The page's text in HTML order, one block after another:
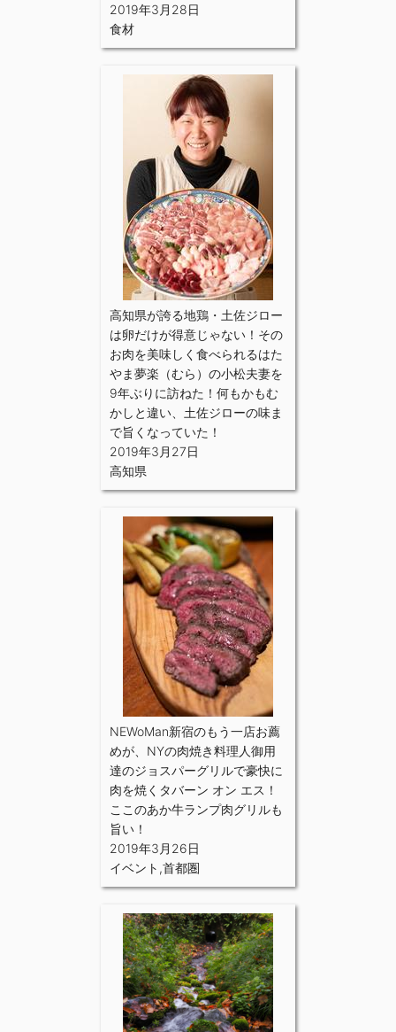
2019年3月28日
食材
高知県が誇る地鶏・土佐ジロー
は卵だけが得意じゃない！その
お肉を美味しく食べられるはた
やま夢楽（むら）の小松夫妻を
9年ぶりに訪ねた！何もかもむ
かしと違い、土佐ジローの味ま
で旨くなっていた！
2019年3月27日
高知県
NEWoMan新宿のもう一店お薦
めが、NYの肉焼き料理人御用
達のジョスパーグリルで豪快に
肉を焼くタバーン オン エス！
ここのあか牛ランプ肉グリルも
旨い！
2019年3月26日
イベント ,首都圏